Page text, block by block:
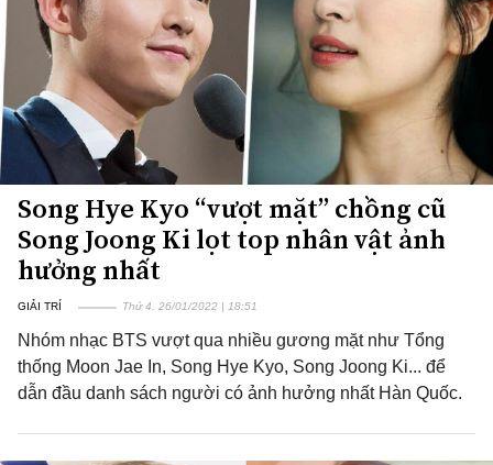
Song Hye Kyo “vượt mặt” chồng cũ
Song Joong Ki lọt top nhân vật ảnh
hưởng nhất
GIẢI TRÍ Thứ 4, 26/01/2022 | 18:51
Nhóm nhạc BTS vượt qua nhiều gương mặt như Tổng
thống Moon Jae In, Song Hye Kyo, Song Joong Ki... để
dẫn đầu danh sách người có ảnh hưởng nhất Hàn Quốc.